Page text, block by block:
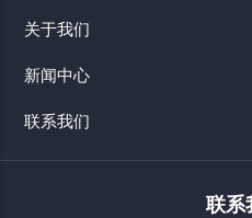
关于我们
新闻中心
联系我们
联系